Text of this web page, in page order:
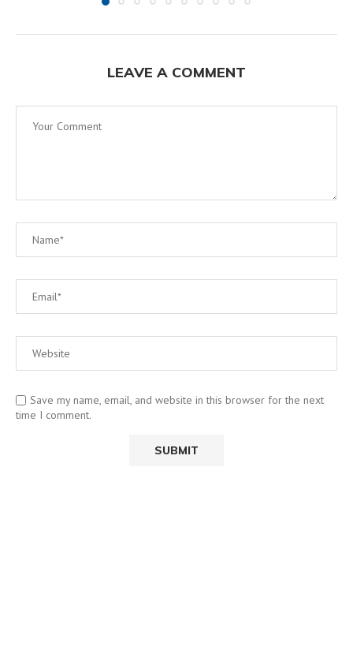
LEAVE A COMMENT
Save my name, email, and website in this browser for the next
time I comment.